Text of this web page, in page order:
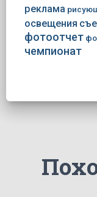
реклама
освещения
фотоотчет
чемпионат